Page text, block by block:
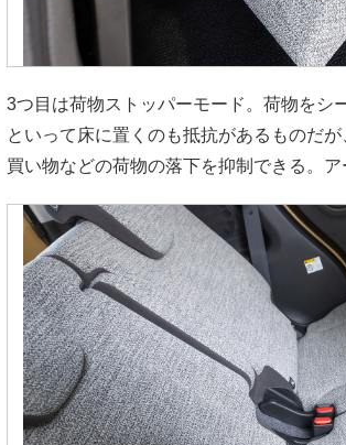
3つ目は荷物ストッパーモード。荷物をシ
といって床に置くのも抵抗があるものだ
買い物などの荷物の落下を抑制できる。